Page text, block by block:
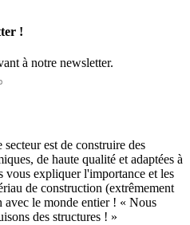
!
à notre newsletter.
est de construire des
de haute qualité et adaptées à
vous expliquer l'importance et les
de construction (extrêmement
avec le monde entier ! « Nous
des structures ! »